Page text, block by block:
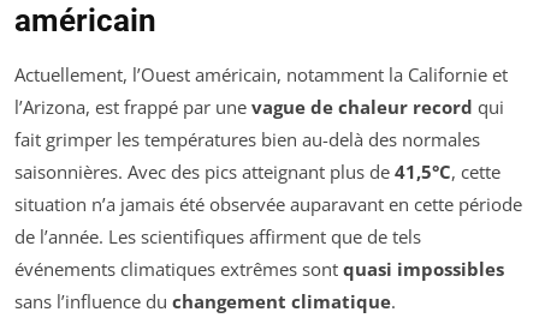
américain
Actuellement, l’Ouest américain, notamment la Californie et
l’Arizona, est frappé par une vague de chaleur record qui
fait grimper les températures bien au-delà des normales
saisonnières. Avec des pics atteignant plus de 41,5°C, cette
situation n’a jamais été observée auparavant en cette période
de l’année. Les scientifiques affirment que de tels
événements climatiques extrêmes sont quasi impossibles
sans l’influence du changement climatique.